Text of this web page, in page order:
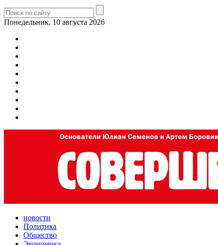
Понедельник, 10 августа 2026
новости
Политика
Общество